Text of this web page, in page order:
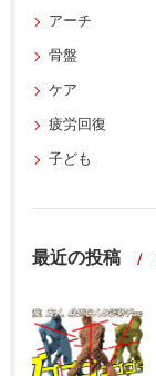
アーチ
骨盤
ケア
疲労回復
子ども
最近の投稿